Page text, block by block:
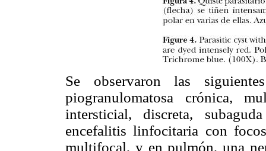
Se observaron las
piogranulomatosa crónica,
intersticial, discreta,
encefalitis linfocitaria con
multifocal, y en pulmón, una